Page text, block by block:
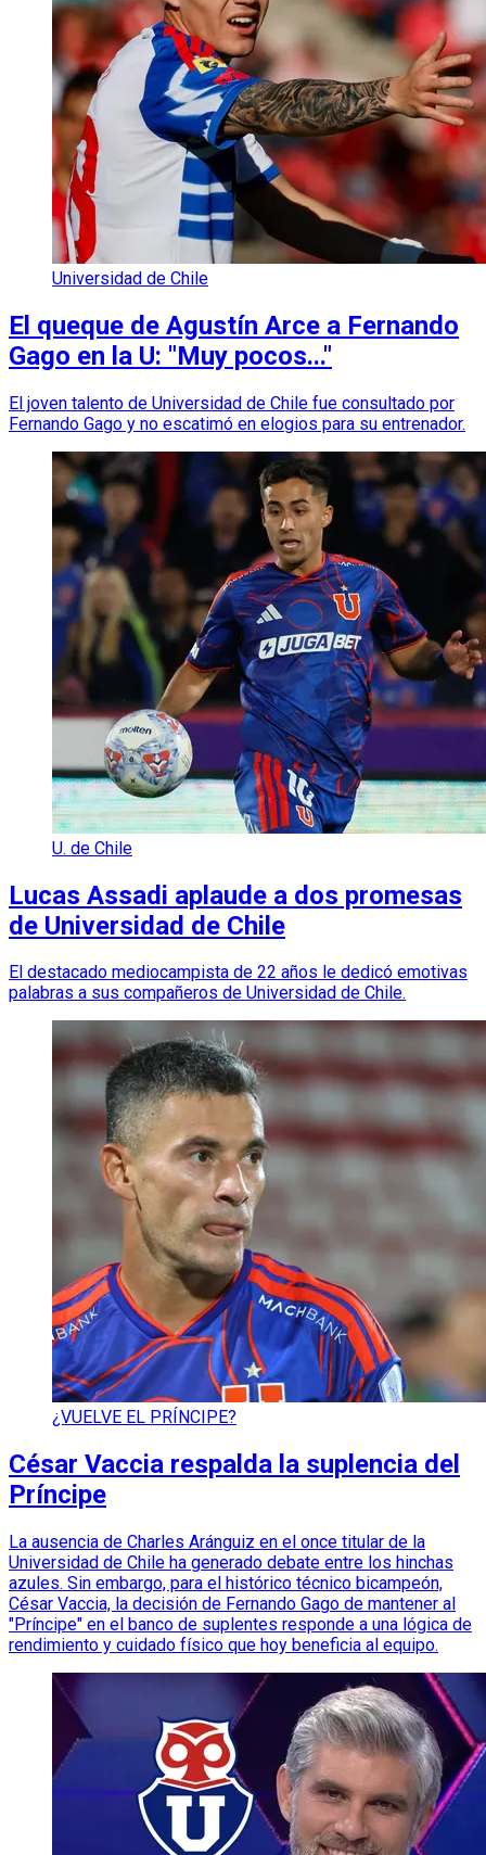
Universidad de Chile
El queque de Agustín Arce a Fernando
Gago en la U: "Muy pocos..."
El joven talento de Universidad de Chile fue consultado por
Fernando Gago y no escatimó en elogios para su entrenador.
U. de Chile
Lucas Assadi aplaude a dos promesas
de Universidad de Chile
El destacado mediocampista de 22 años le dedicó emotivas
palabras a sus compañeros de Universidad de Chile.
¿VUELVE EL PRÍNCIPE?
César Vaccia respalda la suplencia del
Príncipe
La ausencia de Charles Aránguiz en el once titular de la
Universidad de Chile ha generado debate entre los hinchas
azules. Sin embargo, para el histórico técnico bicampeón,
César Vaccia, la decisión de Fernando Gago de mantener al
"Príncipe" en el banco de suplentes responde a una lógica de
rendimiento y cuidado físico que hoy beneficia al equipo.